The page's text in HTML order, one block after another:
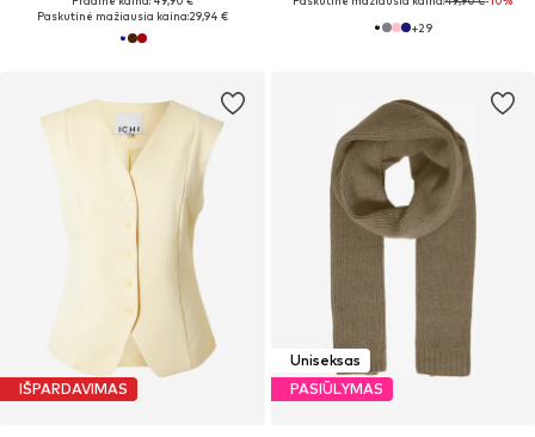
Paskutinė mažiausia kaina:29,94 €
+29
IŠPARDAVIMAS
Uniseksas
PASIŪLYMAS